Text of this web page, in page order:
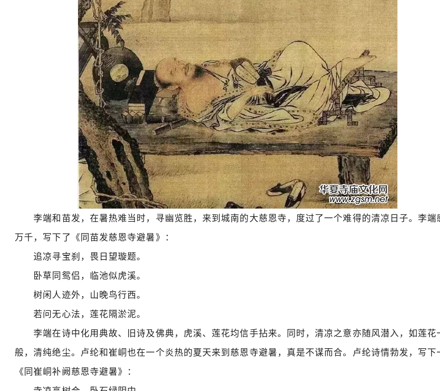
李端和苗发，在暑热难当时，寻幽览胜，来到城南的大慈恩寺，度过了一个难得的清凉日子。李端
万千，写下了《同苗发慈恩寺避暑》：
追凉寻宝刹，畏日望璇题。
卧草同鸳侣，临池似虎溪。
树闲人迹外，山晚鸟行西。
若问无心法，莲花隔淤泥。
李端在诗中化用典故、旧诗及佛典，虎溪、莲花均信手拈来。同时，清凉之意亦随风潜入，如莲花
般，清纯绝尘。卢纶和崔峒也在一个炎热的夏天来到慈恩寺避暑，真是不谋而合。卢纶诗情勃发，写下
《同崔峒补阙慈恩寺避暑》：